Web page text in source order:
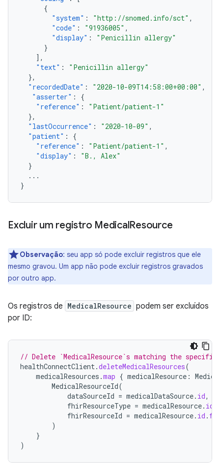
{
"system" : "http://snomed.info/sct" ,
"code" : "91936005" ,
"display" :
"Penicillin allergy"
}
],
"text" :
"Penicillin allergy"
},
"recordedDate" : "2020-10-09T14:58:00+00:00" ,
"asserter" :
{
"reference" :
"Patient/patient-1"
},
"lastOccurrence" : "2020-10-09" ,
"patient" :
{
"reference" : "Patient/patient-1" ,
"display" :
"B., Alex"
}
...
}
Excluir um registro MedicalResource
Observação: seu app só pode excluir registros que ele
mesmo gravou. Um app não pode excluir registros gravados
por outro app.
Os registros de MedicalResource podem ser excluídos
por ID:
// Delete `MedicalResource`s matching the
healthConnectClient.deleteMedicalResources(
medicalResources .map { medicalResource :
MedicalResourceId(
dataSourceId = medicalDataSource. id,
fhirResourceType = medicalResource. id
fhirResourceId = medicalResource. id .
)
}
)